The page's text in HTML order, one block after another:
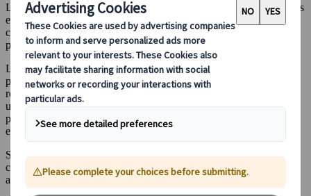
Lorsqu’on pense à Hokkaidō, ce sont souvent les paysages enneigés
et le froid hivernal auxquels on pense en premier. Et c’est justement
ce climat plus frais qui en fait une destination idéale pour profiter
pleinement de l’été au Japon !
L’été au Japon, notamment en juillet et août, peut être
particulièrement éprouvant sur l’île principale d’Honshu et dans les
régions du sud. Les températures dépassent souvent les 30°C, avec
un taux d’humidité avoisinant les 80 % dès juillet. En clair, on a
parfois l’impression de vivre dans un hammam… ! Pas idéal pour
explorer confortablement le pays du Soleil Levant.
Si vous envisagez un voyage au Japon en été, Hokkaidō et son
climat plus doux pourraient donc représenter une alternative plus
agréable.